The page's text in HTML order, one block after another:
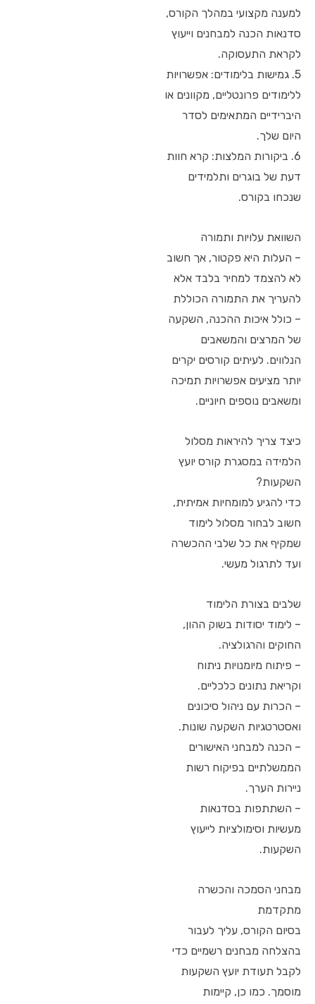
למענה מקצועי במהלך הקורס,
סדנאות הכנה למבחנים וייעוץ
לקראת התעסוקה.
5. גמישות בלימודים: אפשרויות
ללימודים פרונטליים, מקוונים או
היברידיים המתאימים לסדר
היום שלך.
6. ביקורות המלצות: קרא חוות
דעת של בוגרים ותלמידים
שנכחו בקורס.
השוואת עלויות ותמורה
– העלות היא פקטור, אך חשוב
לא להצמד למחיר בלבד אלא
להעריך את התמורה הכוללת
– כולל איכות ההכנה, השקעה
של המרצים והמשאבים
הנלווים. לעיתים קורסים יקרים
יותר מציעים אפשרויות תמיכה
ומשאבים נוספים חיוניים.
כיצד צריך להיראות מסלול
הלמידה במסגרת קורס יועץ
השקעות?
כדי להגיע למומחיות אמיתית,
חשוב לבחור מסלול לימוד
שמקיף את כל שלבי ההכשרה
ועד לתרגול מעשי.
שלבים בצורת הלימוד
– לימוד יסודות בשוק ההון,
החוקים והרגולציה.
– פיתוח מיומנויות ניתוח
וקריאת נתונים כלכליים.
– הכרות עם ניהול סיכונים
ואסטרטגיות השקעה שונות.
– הכנה למבחני האישורים
הממשלתיים בפיקוח רשות
ניירות הערך.
– השתתפות בסדנאות
מעשיות וסימולציות לייעוץ
השקעות.
מבחני הסמכה והכשרה
מתקדמת
בסיום הקורס, עליך לעבור
בהצלחה מבחנים רשמיים כדי
לקבל תעודת יועץ השקעות
מוסמך. כמו כן, קיימות